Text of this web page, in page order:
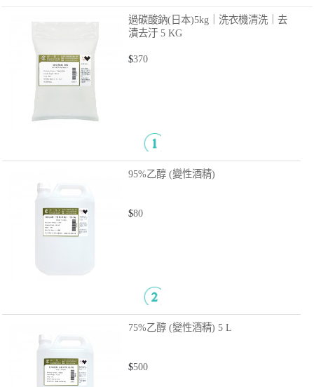
過碳酸鈉(日本)5kg｜洗衣機清洗｜去
漬去汙 5 KG
$370
95%乙醇 (變性酒精)
$80
75%乙醇 (變性酒精) 5 L
$500